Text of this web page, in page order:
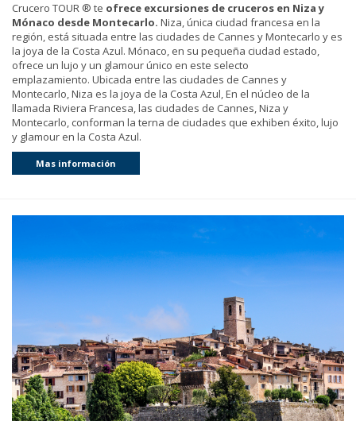
Crucero TOUR ® te ofrece excursiones de cruceros en Niza y
Mónaco desde Montecarlo. Niza, única ciudad francesa en la
región, está situada entre las ciudades de Cannes y Montecarlo y es
la joya de la Costa Azul. Mónaco, en su pequeña ciudad estado,
ofrece un lujo y un glamour único en este selecto
emplazamiento. Ubicada entre las ciudades de Cannes y
Montecarlo, Niza es la joya de la Costa Azul, En el núcleo de la
llamada Riviera Francesa, las ciudades de Cannes, Niza y
Montecarlo, conforman la terna de ciudades que exhiben éxito, lujo
y glamour en la Costa Azul.
Mas información